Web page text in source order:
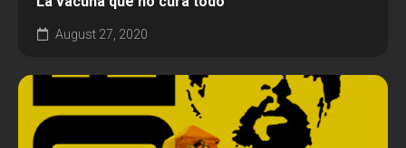
August 27, 2020